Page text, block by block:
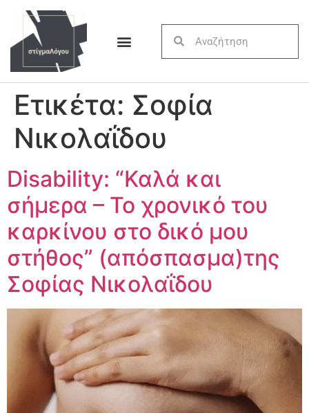
Ετικέτα: Σοφία
Νικολαΐδου
Disability: “Καλά και
σήμερα – Το χρονικό του
καρκίνου στο δικό μου
στήθος” (απόσπασμα)της
Σοφίας Νικολαΐδου